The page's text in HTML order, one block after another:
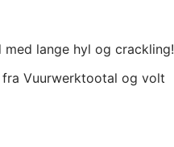
lange hyl og crackling!
Vuurwerktootal og volt